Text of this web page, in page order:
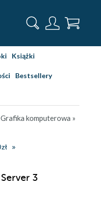
Książki
Bestsellery
Grafika komputerowa »
3